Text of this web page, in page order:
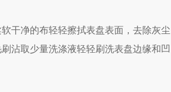
干净的布轻轻擦拭表盘表面，去除灰尘
沾取少量洗涤液轻轻刷洗表盘边缘和凹